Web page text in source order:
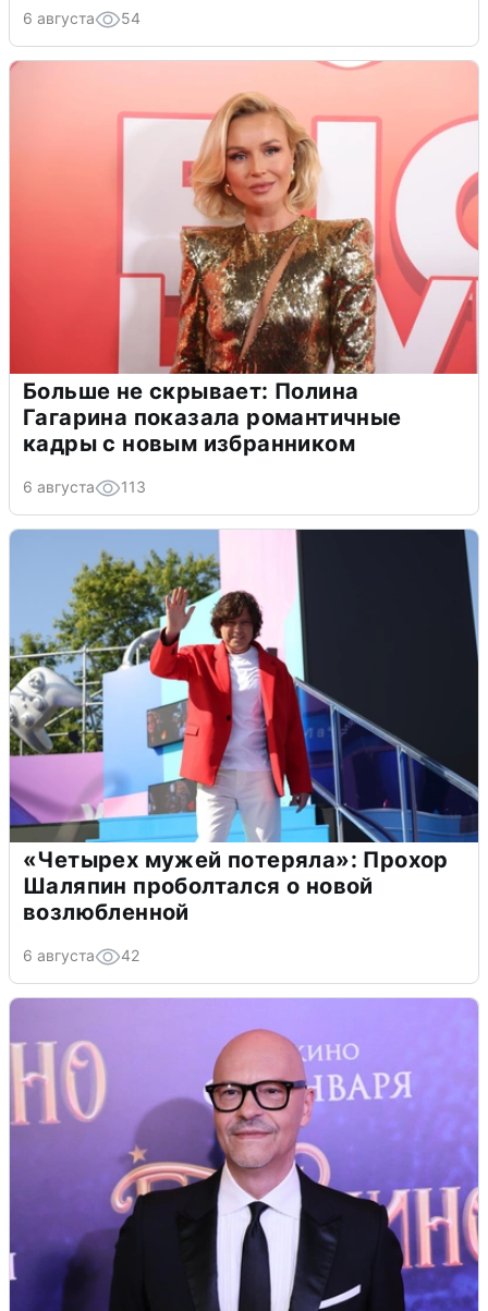
6 августа 54
Больше не скрывает: Полина
Гагарина показала романтичные
кадры с новым избранником
6 августа 113
«Четырех мужей потеряла»: Прохор
Шаляпин проболтался о новой
возлюбленной
6 августа 42